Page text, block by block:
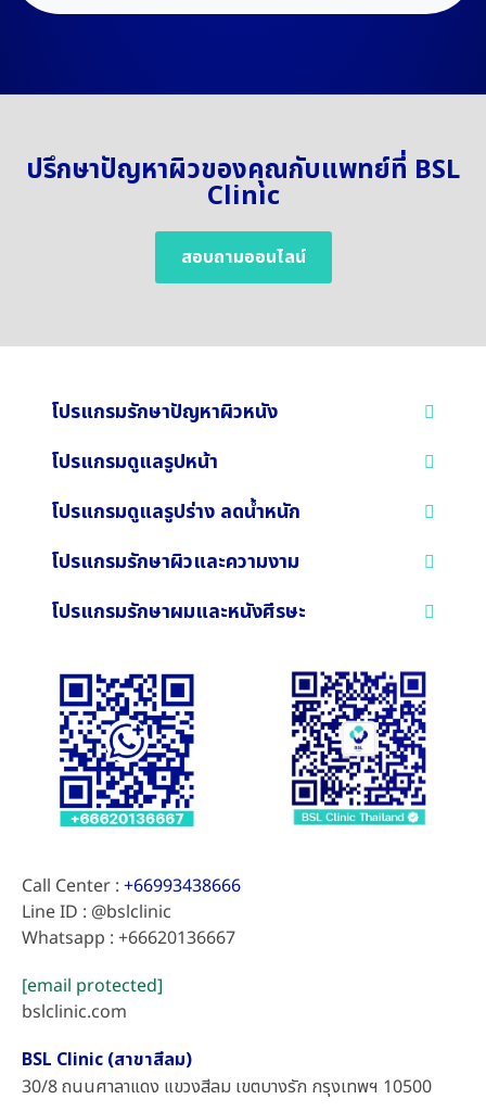
ปรึกษาปัญหาผิวของคุณกับแพทย์ที่ BSL
Clinic
สอบถามออนไลน์
โปรแกรมรักษาปัญหาผิวหนัง
โปรแกรมดูแลรูปหน้า
โปรแกรมดูแลรูปร่าง ลดน้ำหนัก
โปรแกรมรักษาผิวและความงาม
โปรแกรมรักษาผมและหนังศีรษะ
Call Center : +66993438666
Line ID : @bslclinic
Whatsapp : +66620136667
[email protected]
bslclinic.com
BSL Clinic (สาขาสีลม)
30/8 ถนนศาลาแดง แขวงสีลม เขตบางรัก กรุงเทพฯ 10500